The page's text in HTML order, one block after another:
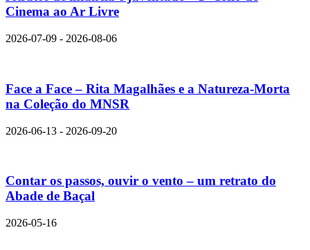
Cinema ao Ar Livre
2026-07-09 - 2026-08-06
Face a Face – Rita Magalhães e a Natureza-Morta
na Coleção do MNSR
2026-06-13 - 2026-09-20
Contar os passos, ouvir o vento – um retrato do
Abade de Baçal
2026-05-16